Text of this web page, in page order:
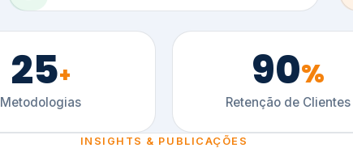
25+
Metodologias
90%
Retenção de Clientes
INSIGHTS & PUBLICAÇÕES